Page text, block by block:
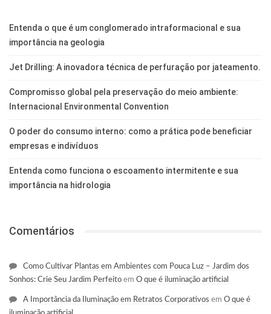
Entenda o que é um conglomerado intraformacional e sua
importância na geologia
Jet Drilling: A inovadora técnica de perfuração por jateamento.
Compromisso global pela preservação do meio ambiente:
Internacional Environmental Convention
O poder do consumo interno: como a prática pode beneficiar
empresas e indivíduos
Entenda como funciona o escoamento intermitente e sua
importância na hidrologia
Comentários
Como Cultivar Plantas em Ambientes com Pouca Luz – Jardim dos
Sonhos: Crie Seu Jardim Perfeito em O que é iluminação artificial
A Importância da Iluminação em Retratos Corporativos em O que é